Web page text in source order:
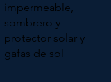
impermeable,
sombrero y
protector solar y
gafas de sol